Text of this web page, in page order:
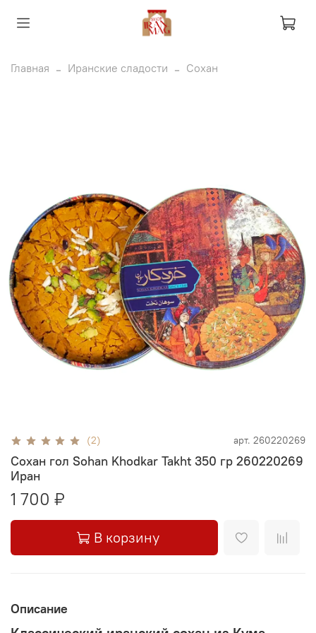
Главная Иранские сладости Сохан
(2) арт. 260220269
Сохан гол Sohan Khodkar Takht 350 гр 260220269
Иран
1 700 ₽
В корзину
Описание